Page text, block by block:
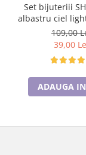
Set bijuteriii
albastru ciel
perechi de cercei
109,00
39,00
ADAUGA